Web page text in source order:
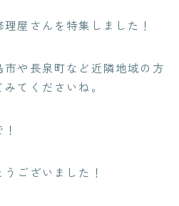
屋さんを特集 しました！
や長泉町など近隣地域の方
てくださいね。
ございました！